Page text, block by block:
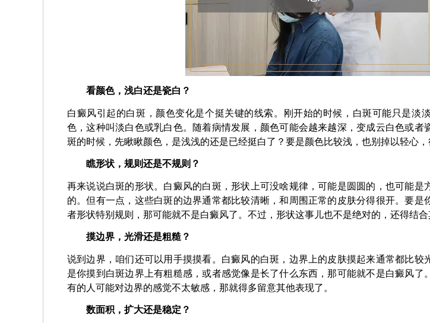
看颜色，浅白还是瓷白？
白癜风引起的白斑，颜色变化是个挺关键的线索。刚开始的时候，白斑可能只是淡
色，这种叫淡白色或乳白色。随着病情发展，颜色可能会越来越深，变成云白色或者
斑的时候，先瞅瞅颜色，是浅浅的还是已经挺白了？要是颜色比较浅，也别掉以轻心，
瞧形状，规则还是不规则？
再来说说白斑的形状。白癜风的白斑，形状上可没啥规律，可能是圆圆的，也可能是
的。但有一点，这些白斑的边界通常都比较清晰，和周围正常的皮肤分得很开。要是
者形状特别规则，那可能就不是白癜风了。不过，形状这事儿也不是绝对的，还得结合
摸边界，光滑还是粗糙？
说到边界，咱们还可以用手摸摸看。白癜风的白斑，边界上的皮肤摸起来通常都比较
是你摸到白斑边界上有粗糙感，或者感觉像是长了什么东西，那可能就不是白癜风了
有的人可能对边界的感觉不太敏感，那就得多留意其他表现了。
数面积，扩大还是稳定？